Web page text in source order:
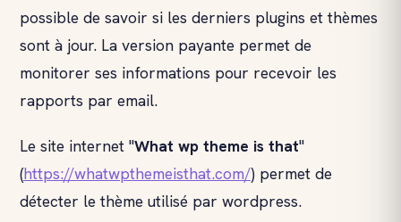
possible de savoir si les derniers plugins et thèmes
sont à jour. La version payante permet de
monitorer ses informations pour recevoir les
rapports par email.
Le site internet "What wp theme is that"
(https://whatwpthemeisthat.com/) permet de
détecter le thème utilisé par wordpress.